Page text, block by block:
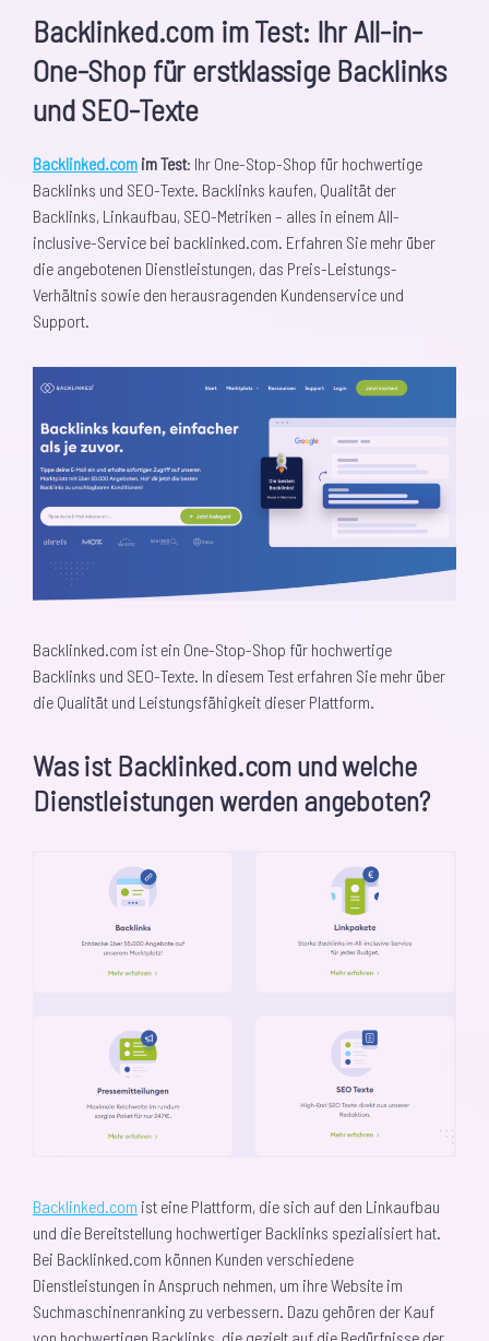
Backlinked.com im Test: Ihr All-in-
One-Shop für erstklassige Backlinks
und SEO-Texte
Backlinked.com im Test: Ihr One-Stop-Shop für hochwertige
Backlinks und SEO-Texte. Backlinks kaufen, Qualität der
Backlinks, Linkaufbau, SEO-Metriken – alles in einem All-
inclusive-Service bei backlinked.com. Erfahren Sie mehr über
die angebotenen Dienstleistungen, das Preis-Leistungs-
Verhältnis sowie den herausragenden Kundenservice und
Support.
Backlinked.com ist ein One-Stop-Shop für hochwertige
Backlinks und SEO-Texte. In diesem Test erfahren Sie mehr über
die Qualität und Leistungsfähigkeit dieser Plattform.
Was ist Backlinked.com und welche
Dienstleistungen werden angeboten?
Backlinked.com ist eine Plattform, die sich auf den Linkaufbau
und die Bereitstellung hochwertiger Backlinks spezialisiert hat.
Bei Backlinked.com können Kunden verschiedene
Dienstleistungen in Anspruch nehmen, um ihre Website im
Suchmaschinenranking zu verbessern. Dazu gehören der Kauf